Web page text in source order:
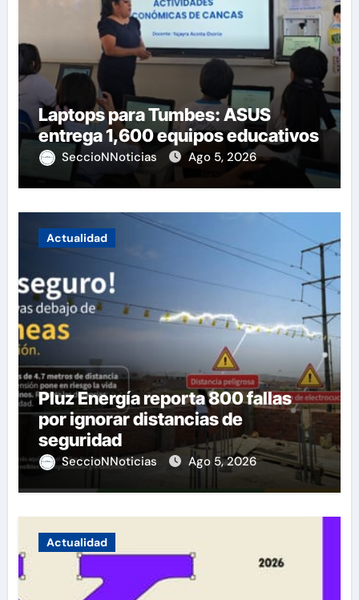
Laptops para Tumbes: ASUS
entrega 1,600 equipos educativos
SeccioNNoticias Ago 5, 2026
Actualidad
Pluz Energía reporta 800 fallas
por ignorar distancias de
seguridad
SeccioNNoticias Ago 5, 2026
Actualidad